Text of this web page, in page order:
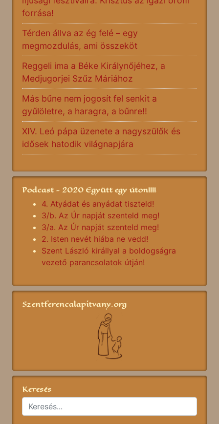
forrása!
Térden állva az ég felé – egy
megmozdulás, ami összeköt
Reggeli ima a Béke Királynőjéhez, a
Medjugorjei Szűz Máriához
Más bűne nem jogosít fel senkit a
gyűlöletre, a haragra, a bűnre!!
XIV. Leó pápa üzenete a nagyszülők és
idősek hatodik világnapjára
Podcast - 2020 Együtt egy úton!!!!
4. Atyádat és anyádat tiszteld!
3/b. Az Úr napját szenteld meg!
3/a. Az Úr napját szenteld meg!
2. Isten nevét hiába ne vedd!
Szent László királlyal a boldogságra
vezető parancsolatok útján!
Szentferencalapitvany.org
Keresés